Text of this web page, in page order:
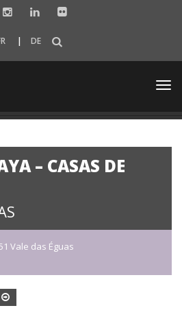
DE
– CASAS DE
Vale das Éguas